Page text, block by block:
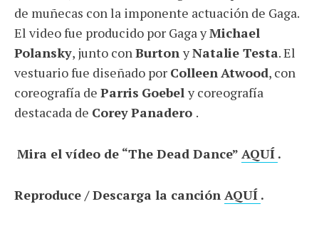
de muñecas con la imponente actuación de Gaga.
El video fue producido por Gaga yMichael
Polansky, junto conBurton yNatalie Testa. El
vestuario fue diseñado por ColleenAtwood, con
coreografía de Parris Goebel y coreografía
destacada de CoreyPanadero .
Mira el vídeo de “The Dead Dance” AQUÍ .
Reproduce / Descarga la canción AQUÍ .